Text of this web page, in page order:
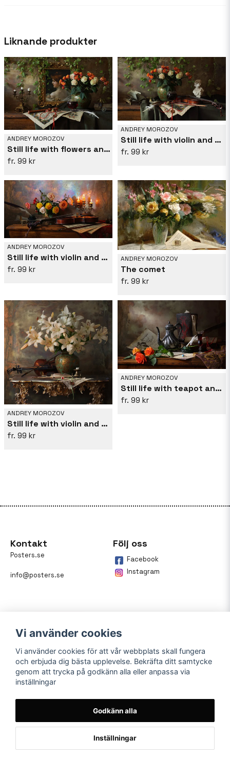
Liknande produkter
ANDREY MOROZOV
Still life with flowers and picture
99 kr
ANDREY MOROZOV
Still life with violin and flowers
99 kr
ANDREY MOROZOV
Still life with violin and flowers
99 kr
ANDREY MOROZOV
The comet
99 kr
ANDREY MOROZOV
Still life with violin and flowers
99 kr
ANDREY MOROZOV
Still life with teapot and roses
99 kr
Kontakt
Posters.se
info@posters.se
Följ oss
Facebook
Instagram
Betalning
På posters.se kan du enkelt
Vi använder cookies
Vi använder cookies för att vår webbplats skall fungera
och erbjuda dig bästa upplevelse. Bekräfta ditt samtycke
genom att trycka på godkänn alla eller anpassa via
inställningar
Godkänn alla
Inställningar